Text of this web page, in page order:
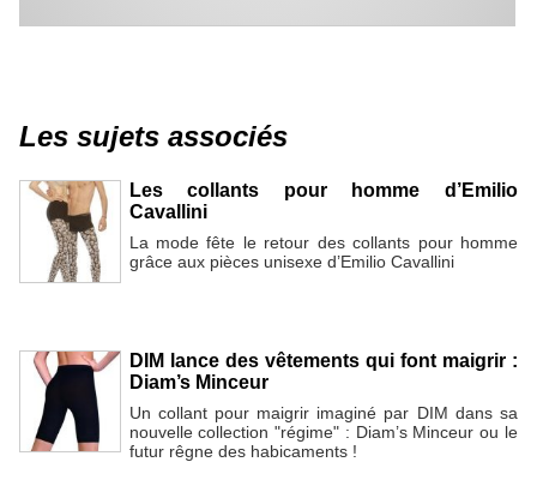
Les sujets associés
Les collants pour homme d’Emilio
Cavallini
La mode fête le retour des collants pour homme
grâce aux pièces unisexe d’Emilio Cavallini
DIM lance des vêtements qui font maigrir :
Diam’s Minceur
Un collant pour maigrir imaginé par DIM dans sa
nouvelle collection "régime" : Diam’s Minceur ou le
futur rêgne des habicaments !